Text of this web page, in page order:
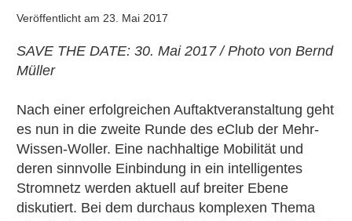
Veröffentlicht am 23. Mai 2017
SAVE THE DATE: 30. Mai 2017 / Photo von Bernd
Müller
Nach einer erfolgreichen Auftaktveranstaltung geht
es nun in die zweite Runde des eClub der Mehr-
Wissen-Woller. Eine nachhaltige Mobilität und
deren sinnvolle Einbindung in ein intelligentes
Stromnetz werden aktuell auf breiter Ebene
diskutiert. Bei dem durchaus komplexen Thema